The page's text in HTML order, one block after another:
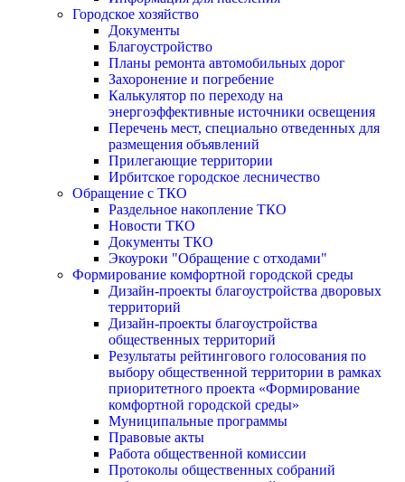
Городское хозяйство
Документы
Благоустройство
Планы ремонта автомобильных дорог
Захоронение и погребение
Калькулятор по переходу на
энергоэффективные источники освещения
Перечень мест, специально отведенных для
размещения объявлений
Прилегающие территории
Ирбитское городское лесничество
Обращение с ТКО
Раздельное накопление ТКО
Новости ТКО
Документы ТКО
Экоуроки "Обращение с отходами"
Формирование комфортной городской среды
Дизайн-проекты благоустройства дворовых
территорий
Дизайн-проекты благоустройства
общественных территорий
Результаты рейтингового голосования по
выбору общественной территории в рамках
приоритетного проекта «Формирование
комфортной городской среды»
Муниципальные программы
Правовые акты
Работа общественной комиссии
Протоколы общественных собраний